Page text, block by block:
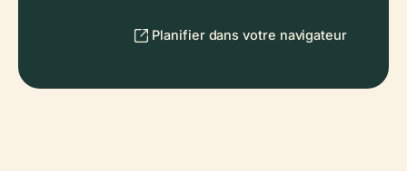
Planifier dans votre navigateur